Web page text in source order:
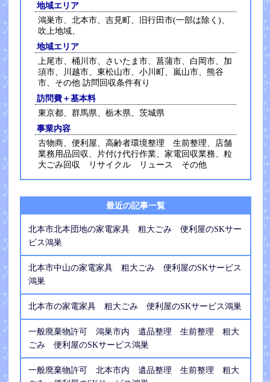
地域エリア
鴻巣市、北本市、吉見町、旧行田市(一部は除く)、
吹上地域、
地域エリア
上尾市、桶川市、さいたま市、菖蒲市、白岡市、加
須市、川越市、東松山市、小川町、嵐山市、熊谷
市、その他 訪問回収条件有り
訪問費＋基本料
東京都、群馬県、栃木県、茨城県
事業内容
古物商、便利屋、高齢者環境整理 生前整理、店舗
業務用品回収、片付け代行作業、家電回収業務、粒
大ごみ回収 リサイクル リュース その他
最近の記事一覧
北本市北本団地の家電家具 粗大ごみ 便利屋のSKサー
ビス鴻巣
北本市中山の家電家具 粗大ごみ 便利屋のSKサービス
鴻巣
北本市の家電家具 粗大ごみ 便利屋のSKサービス鴻巣
一般廃棄物許可 鴻巣市内 遺品整理 生前整理 粗大
ごみ 便利屋のSKサービス鴻巣
一般廃棄物許可 北本市内 遺品整理 生前整理 粗大